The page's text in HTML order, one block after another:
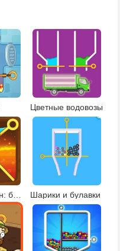
Цветные водовозы
Барашек Шон: булавки Шарики и булавки